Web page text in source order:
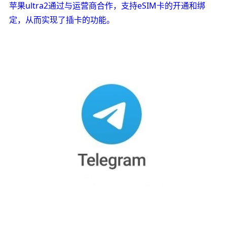
苹果ultra2通过与运营商合作，支持eSIM卡的开通和绑
定，从而实现了插卡的功能。